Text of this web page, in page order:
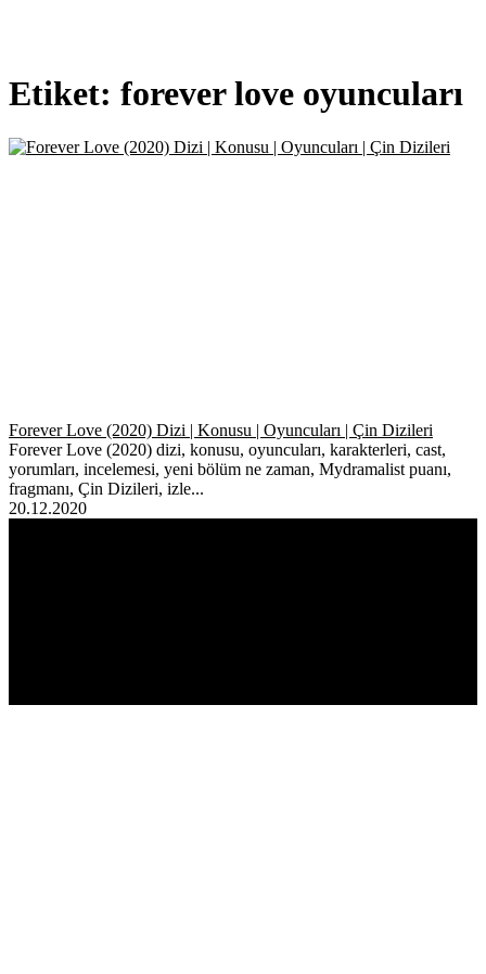
Etiket: forever love oyuncuları
Forever Love (2020) Dizi | Konusu | Oyuncuları | Çin Dizileri
Forever Love (2020) dizi, konusu, oyuncuları, karakterleri, cast,
yorumları, incelemesi, yeni bölüm ne zaman, Mydramalist puanı,
fragmanı, Çin Dizileri, izle...
20.12.2020